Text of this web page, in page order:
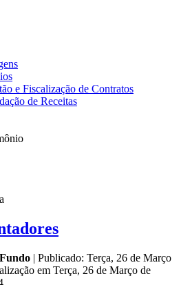
e Fiscalização de Contratos
de Receitas
| Publicado: Terça, 26 de Março
em Terça, 26 de Março de